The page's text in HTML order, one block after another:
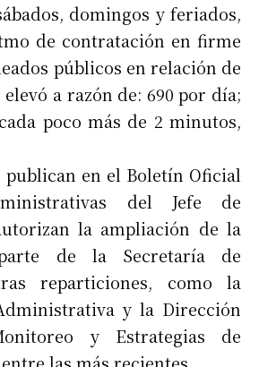
domingos y feriados,
de contratación en firme
públicos en relación de
a razón de: 690 por día;
poco más de 2 minutos,
publican en el Boletín Oficial
del Jefe de
la ampliación de la
de la Secretaría de
reparticiones, como la
y la Dirección
y Estrategias de